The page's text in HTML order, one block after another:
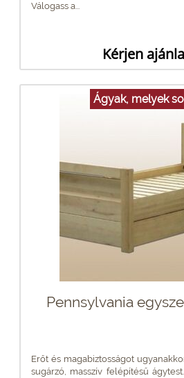
Válogass a...
Kérjen
Ágyak, melyek
Pennsylvania
Erőt és magabiztosságot
sugárzó, masszív felépítésű